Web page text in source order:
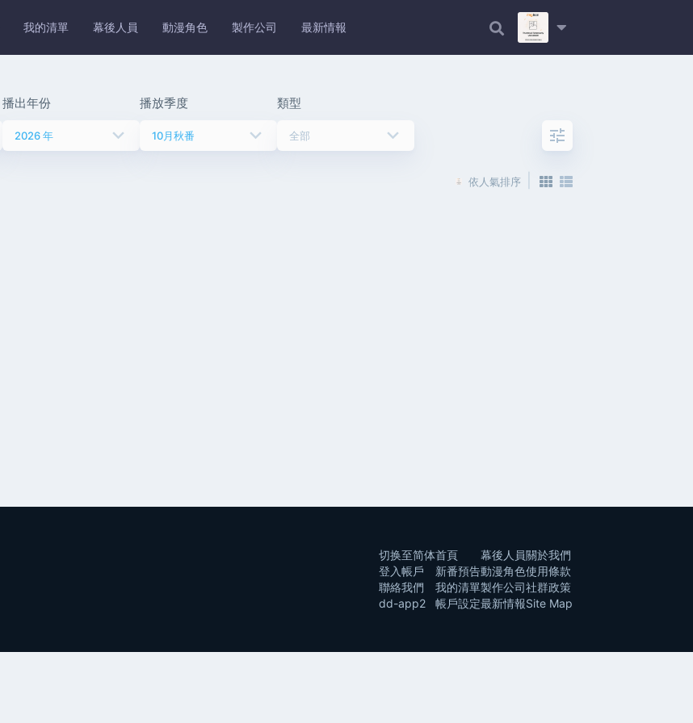
我的清單 幕後人員 動漫角色 製作公司 最新情報
播出年份
2026 年 keyboard_arrow_down
播放季度
10月秋番 keyboard_arrow_down
類型
全部 keyboard_arrow_down tune
依人氣排序
切换至简体
登入帳戶
聯絡我們
dd-app2
首頁
新番預告
我的清單
帳戶設定
幕後人員
動漫角色
製作公司
最新情報
關於我們
使用條款
社群政策
Site Map